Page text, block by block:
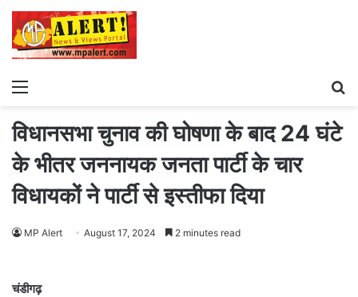
Menu
विधानसभा चुनाव की घोषणा के बाद 24 घंटे
के भीतर जननायक जनता पार्टी के चार
विधायकों ने पार्टी से इस्तीफा दिया
MP Alert August 17, 2024 2 minutes read
चंडीगढ़